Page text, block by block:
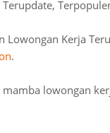
Lowongan Kerja
.
mamba lowongan